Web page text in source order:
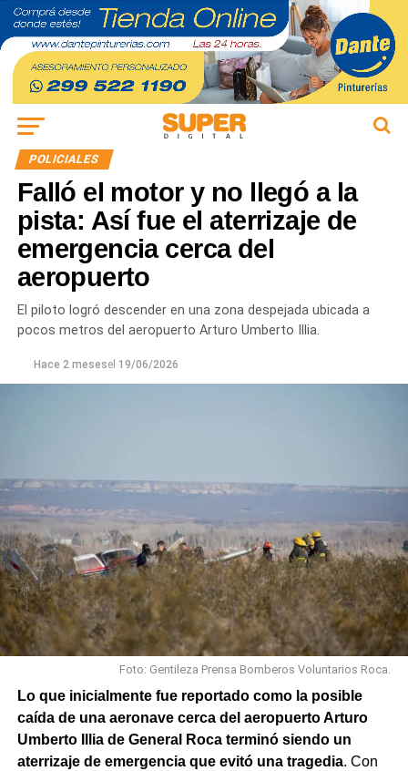
POLICIALES
Falló el motor y no llegó a la
pista: Así fue el aterrizaje de
emergencia cerca del
aeropuerto
El piloto logró descender en una zona despejada ubicada a
pocos metros del aeropuerto Arturo Umberto Illia.
Hace 2 mesesel 19/06/2026
Foto: Gentileza Prensa Bomberos Voluntarios Roca.
Lo que inicialmente fue reportado como la posible
caída de una aeronave cerca del aeropuerto Arturo
Umberto Illia de General Roca terminó siendo un
aterrizaje de emergencia que evitó una tragedia. Con